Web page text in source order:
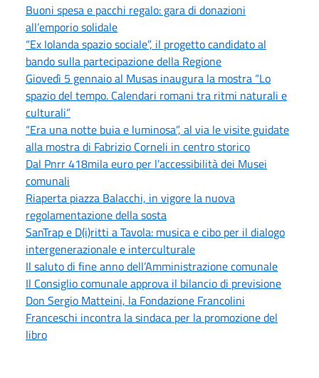
Buoni spesa e pacchi regalo: gara di donazioni
all’emporio solidale
“Ex Iolanda spazio sociale”, il progetto candidato al
bando sulla partecipazione della Regione
Giovedì 5 gennaio al Musas inaugura la mostra “Lo
spazio del tempo. Calendari romani tra ritmi naturali e
culturali”
“Era una notte buia e luminosa”, al via le visite guidate
alla mostra di Fabrizio Corneli in centro storico
Dal Pnrr 418mila euro per l’accessibilità dei Musei
comunali
Riaperta piazza Balacchi, in vigore la nuova
regolamentazione della sosta
SanTrap e D(i)ritti a Tavola: musica e cibo per il dialogo
intergenerazionale e interculturale
Il saluto di fine anno dell’Amministrazione comunale
Il Consiglio comunale approva il bilancio di previsione
Don Sergio Matteini, la Fondazione Francolini
Franceschi incontra la sindaca per la promozione del
libro